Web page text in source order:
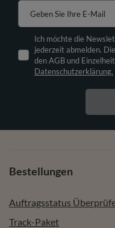
Geben Sie Ihre E-Mail
Ich möchte die
jederzeit abmelden.
den AGB und
Datenschutzerklärung.
Bestellungen
Auftragsstatus
Track-Paket